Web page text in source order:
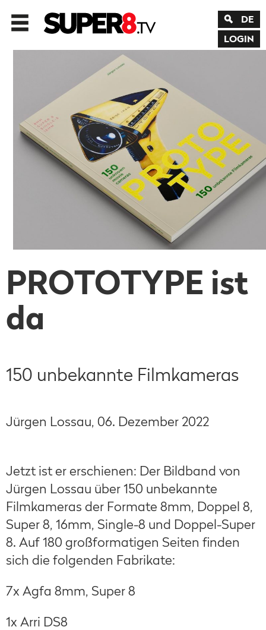
DE
LOGIN
PROTOTYPE ist
da
150 unbekannte Filmkameras
Jürgen Lossau, 06. Dezember 2022
Jetzt ist er erschienen: Der Bildband von
Jürgen Lossau über 150 unbekannte
Filmkameras der Formate 8mm, Doppel 8,
Super 8, 16mm, Single-8 und Doppel-Super
8. Auf 180 großformatigen Seiten finden
sich die folgenden Fabrikate:
7x Agfa 8mm, Super 8
1x Arri DS8